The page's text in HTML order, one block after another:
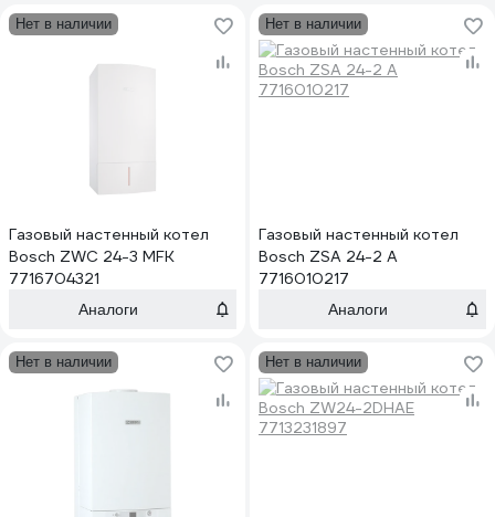
Нет в наличии
Газовый настенный котел
Bosch ZWC 24-3 MFK
7716704321
Аналоги
Нет в наличии
Газовый настенный котел
Bosch ZSA 24-2 A
7716010217
Аналоги
Нет в наличии Нет в наличии